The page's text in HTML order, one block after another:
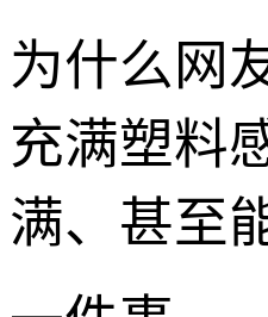
为什么网
充满塑料
满、甚至